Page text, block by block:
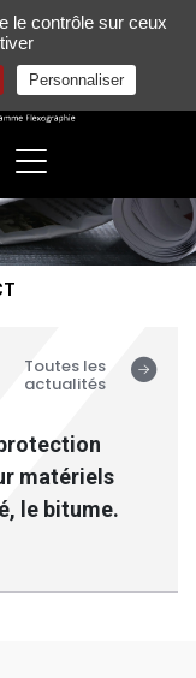
matériels
le bitume.
Toutes les
actualités
le contrôle sur ceux
Personnaliser